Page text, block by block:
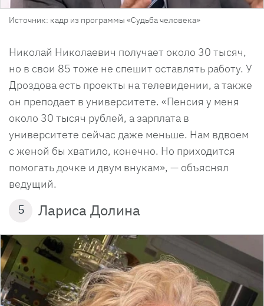
Источник: кадр из программы «Судьба человека»
Николай Николаевич получает около 30 тысяч,
но в свои 85 тоже не спешит оставлять работу. У
Дроздова есть проекты на телевидении, а также
он преподает в университете. «Пенсия у меня
около 30 тысяч рублей, а зарплата в
университете сейчас даже меньше. Нам вдвоем
с женой бы хватило, конечно. Но приходится
помогать дочке и двум внукам», — объяснял
ведущий.
5 Лариса Долина